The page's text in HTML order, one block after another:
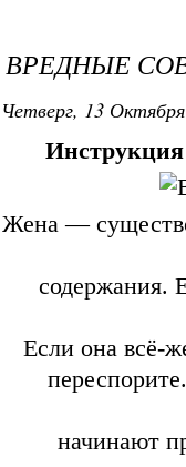
ВРЕДНЫЕ
Четверг, 13
Жена —
содержания.
Если она всё-
начинают